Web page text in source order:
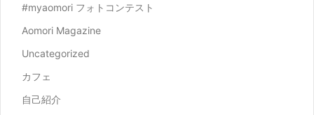
#myaomori フォトコンテスト
Aomori Magazine
Uncategorized
カフェ
自己紹介